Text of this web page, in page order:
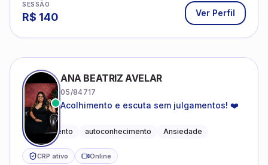
SESSÃO
R$ 140 Ver Perfil
ANA BEATRIZ AVELAR
05/84717
Acolhimento e escuta sem julgamentos! ❤️
Acolhimento autoconhecimento Ansiedade
CRP ativo Online